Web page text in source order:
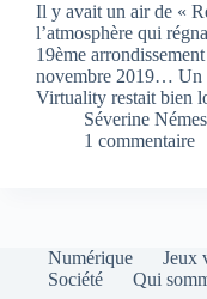
Il y avait un air de «
l’atmosphère qui
19ème
novembre 2019… Un
Virtuality restait bien
Séverine
1 commentaire
Numérique Jeux
Société
Qui